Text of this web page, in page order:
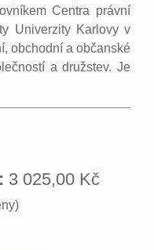
Centra právní
Univerzity Karlovy v
obchodní a občanské
a družstev. Je
3 025,00 Kč